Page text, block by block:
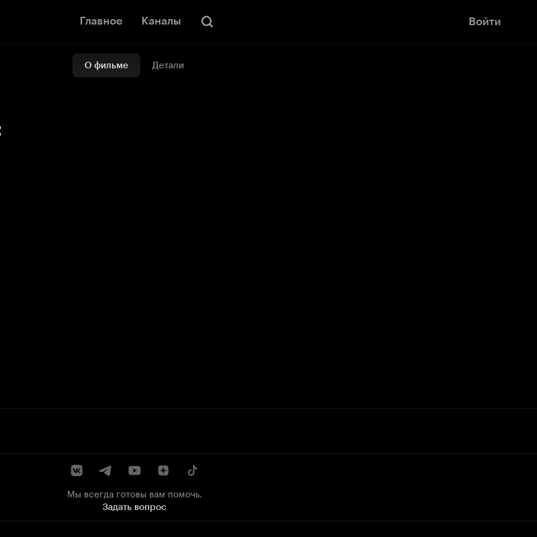
Главное Каналы Войти
О фильме Детали
Мы всегда готовы вам помочь.
Задать вопрос